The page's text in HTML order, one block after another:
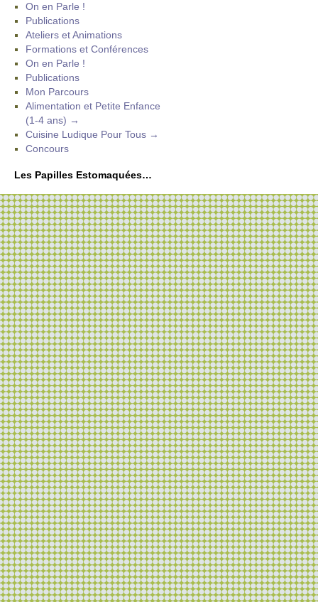
On en Parle !
Publications
Ateliers et Animations
Formations et Conférences
On en Parle !
Publications
Mon Parcours
Alimentation et Petite Enfance
(1-4 ans) →
Cuisine Ludique Pour Tous →
Concours
Les Papilles Estomaquées…